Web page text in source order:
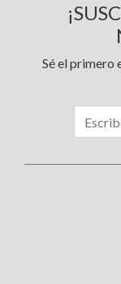
Sé el primero